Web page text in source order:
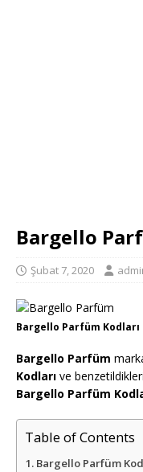
Bargello
Şubat 7, 2020
Bargello Parfüm Kodları
Bargello Parfüm
Kodları ve
Bargello Parfüm
Table of Contents
Bargello Parfüm